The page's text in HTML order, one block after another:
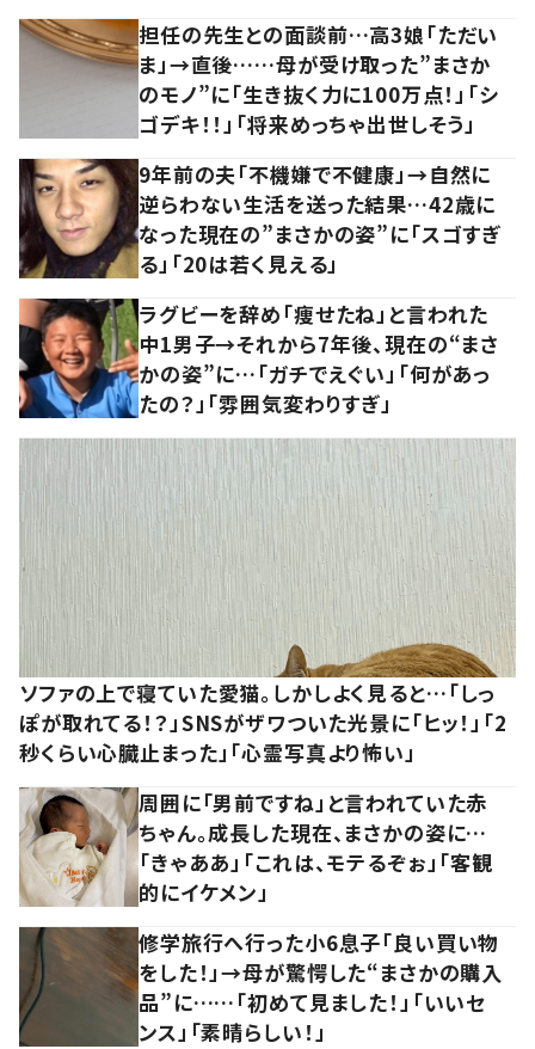
担任の先生との面談前…高3娘「ただい
ま」→直後……母が受け取った”まさか
のモノ”に「生き抜く力に100万点！」「シ
ゴデキ！！」「将来めっちゃ出世しそう」
9年前の夫「不機嫌で不健康」→自然に
逆らわない生活を送った結果…42歳に
なった現在の”まさかの姿”に「スゴすぎ
る」「20は若く見える」
ラグビーを辞め「痩せたね」と言われた
中1男子→それから7年後、現在の“まさ
かの姿”に…「ガチでえぐい」「何があっ
たの？」「雰囲気変わりすぎ」
ソファの上で寝ていた愛猫。しかしよく見ると…「しっ
ぽが取れてる！？」SNSがザワついた光景に「ヒッ！」「2
秒くらい心臓止まった」「心霊写真より怖い」
周囲に「男前ですね」と言われていた赤
ちゃん。成長した現在、まさかの姿に…
「きゃああ」「これは、モテるぞぉ」「客観
的にイケメン」
修学旅行へ行った小6息子「良い買い物
をした！」→母が驚愕した“まさかの購入
品”に……「初めて見ました！」「いいセ
ンス」「素晴らしい！」